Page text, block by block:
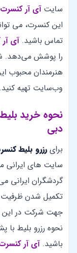
سایتآی آر کنسرت
این کنسرت، می
تماس باشید.آی
را پوشش می‌دهد.
هنرمندان محبوب
وب‌سایت تهیه کنید.
نحوه خرید
دبی
برای رزرو بلیط
سایت های ایرانی
گردشگران ایرانی
تکمیل شدن ظرفیت
جهت شرکت در این
نحوه رزرو بلیط با
باشید.آی آر